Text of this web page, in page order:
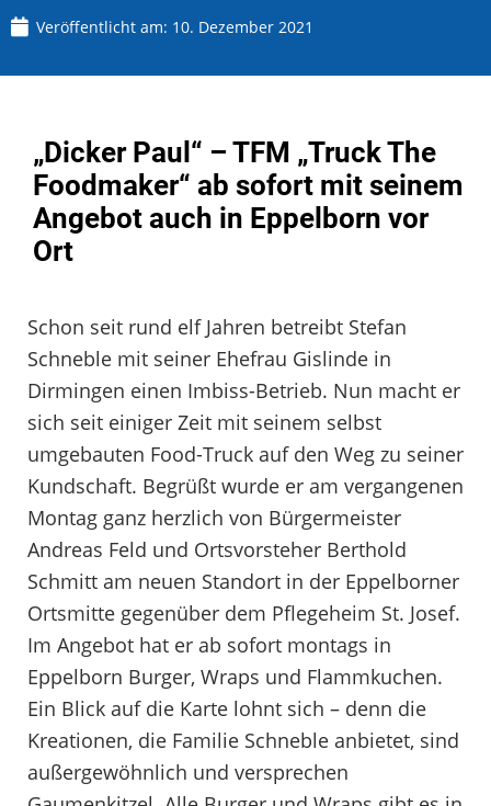
Veröffentlicht am: 10. Dezember 2021
„Dicker Paul“ – TFM „Truck The
Foodmaker“ ab sofort mit seinem
Angebot auch in Eppelborn vor
Ort
Schon seit rund elf Jahren betreibt Stefan
Schneble mit seiner Ehefrau Gislinde in
Dirmingen einen Imbiss-Betrieb. Nun macht er
sich seit einiger Zeit mit seinem selbst
umgebauten Food-Truck auf den Weg zu seiner
Kundschaft. Begrüßt wurde er am vergangenen
Montag ganz herzlich von Bürgermeister
Andreas Feld und Ortsvorsteher Berthold
Schmitt am neuen Standort in der Eppelborner
Ortsmitte gegenüber dem Pflegeheim St. Josef.
Im Angebot hat er ab sofort montags in
Eppelborn Burger, Wraps und Flammkuchen.
Ein Blick auf die Karte lohnt sich – denn die
Kreationen, die Familie Schneble anbietet, sind
außergewöhnlich und versprechen